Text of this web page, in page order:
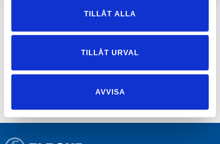
TILLÅT ALLA
TILLÅT URVAL
AVVISA
SPD
BILD SPECIFIKATION TYPBETECKNING